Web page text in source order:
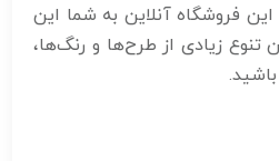
فروشگاه آنلاین به شما این
تنوع زیادی از طرح‌ها و رنگ‌ها،